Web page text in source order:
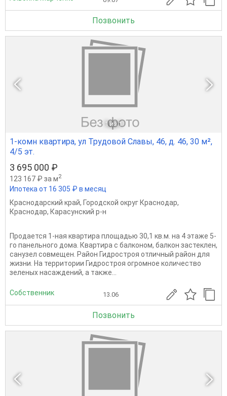
Позвонить
1 из 1
1-комн квартира, ул Трудовой Славы, 46, д. 46, 30 м²,
4/5 эт.
3 695 000 ₽
123 167 ₽ за м2
Ипотека от 16 305 ₽ в месяц
Краснодарский край, Городской округ Краснодар,
Краснодар, Карасунский р-н
Продается 1-ная квартира площадью 30,1 кв.м. на 4 этаже 5-
го панельного дома. Квартира с балконом, балкон застеклен,
санузел совмещен. Район Гидростроя отличный район для
жизни. На территории Гидростроя огромное количество
зеленых насаждений, а также...
Собственник 13.06
Позвонить